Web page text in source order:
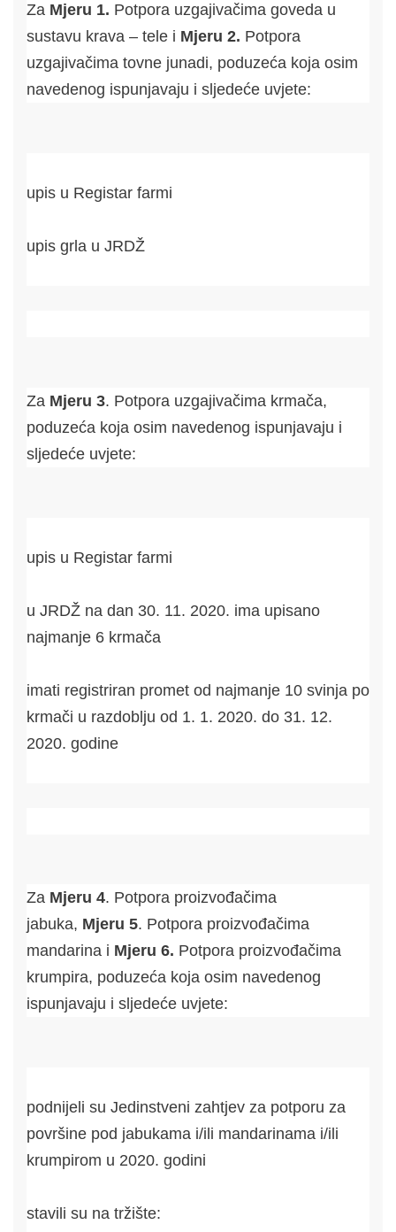
Za Mjeru 1. Potpora uzgajivačima goveda u
sustavu krava – tele i Mjeru 2. Potpora
uzgajivačima tovne junadi, poduzeća koja osim
navedenog ispunjavaju i sljedeće uvjete:
upis u Registar farmi
upis grla u JRDŽ
Za Mjeru 3. Potpora uzgajivačima krmača,
poduzeća koja osim navedenog ispunjavaju i
sljedeće uvjete:
upis u Registar farmi
u JRDŽ na dan 30. 11. 2020. ima upisano
najmanje 6 krmača
imati registriran promet od najmanje 10 svinja po
krmači u razdoblju od 1. 1. 2020. do 31. 12.
2020. godine
Za Mjeru 4. Potpora proizvođačima
jabuka, Mjeru 5. Potpora proizvođačima
mandarina i Mjeru 6. Potpora proizvođačima
krumpira, poduzeća koja osim navedenog
ispunjavaju i sljedeće uvjete:
podnijeli su Jedinstveni zahtjev za potporu za
površine pod jabukama i/ili mandarinama i/ili
krumpirom u 2020. godini
stavili su na tržište: